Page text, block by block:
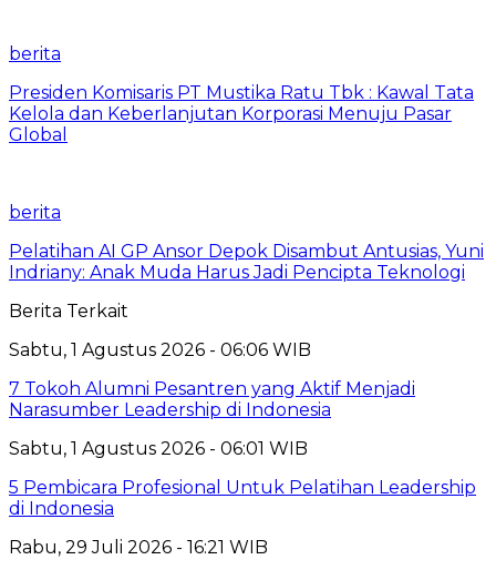
berita
Presiden Komisaris PT Mustika Ratu Tbk : Kawal Tata
Kelola dan Keberlanjutan Korporasi Menuju Pasar
Global
berita
Pelatihan AI GP Ansor Depok Disambut Antusias, Yuni
Indriany: Anak Muda Harus Jadi Pencipta Teknologi
Berita Terkait
Sabtu, 1 Agustus 2026 - 06:06 WIB
7 Tokoh Alumni Pesantren yang Aktif Menjadi
Narasumber Leadership di Indonesia
Sabtu, 1 Agustus 2026 - 06:01 WIB
5 Pembicara Profesional Untuk Pelatihan Leadership
di Indonesia
Rabu, 29 Juli 2026 - 16:21 WIB